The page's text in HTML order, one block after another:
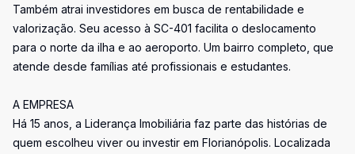
Também atrai investidores em busca de rentabilidade e
valorização. Seu acesso à SC-401 facilita o deslocamento
para o norte da ilha e ao aeroporto. Um bairro completo, que
atende desde famílias até profissionais e estudantes.
A EMPRESA
Há 15 anos, a Liderança Imobiliária faz parte das histórias de
quem escolheu viver ou investir em Florianópolis. Localizada